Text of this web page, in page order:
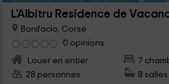
L'Albitru Residence de
Bonifacio, Corse
0 opinions
Louer en entier
7
28 personnes
8